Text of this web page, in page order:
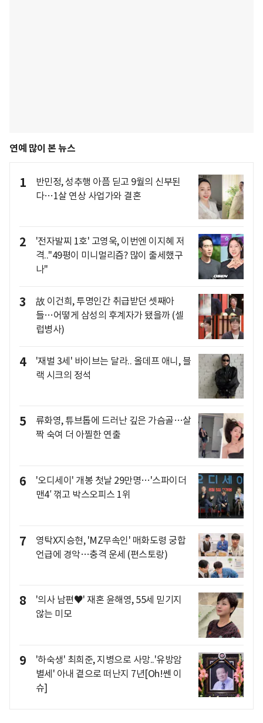
연예 많이 본 뉴스
1
반민정, 성추행 아픔 딛고 9월의 신부된
다…1살 연상 사업가와 결혼
2
'전자발찌 1호' 고영욱, 이번엔 이지혜 저
격.."49평이 미니멀리즘? 많이 출세했구
나"
3
故 이건희, 투명인간 취급받던 셋째아
들…어떻게 삼성의 후계자가 됐을까 (셀
럽병사)
4
'재벌 3세' 바이브는 달라.. 올데프 애니, 블
랙 시크의 정석
5
류화영, 튜브톱에 드러난 깊은 가슴골…살
짝 숙여 더 아찔한 연출
6
'오디세이' 개봉 첫날 29만명…'스파이더
맨4′ 꺾고 박스오피스 1위
7
영탁X지승현, 'MZ무속인' 매화도령 궁합
언급에 경악…충격 운세 (편스토랑)
8
'의사 남편♥' 재혼 윤해영, 55세 믿기지
않는 미모
9
'하숙생' 최희준, 지병으로 사망..'유방암
별세' 아내 곁으로 떠난지 7년[Oh!쎈 이
슈]